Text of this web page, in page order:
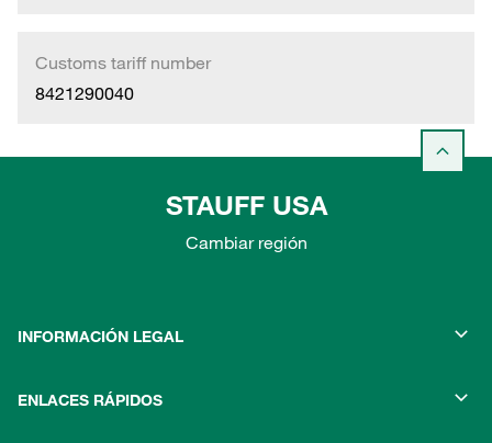
Customs tariff number
8421290040
STAUFF USA
Cambiar región
INFORMACIÓN LEGAL
ENLACES RÁPIDOS